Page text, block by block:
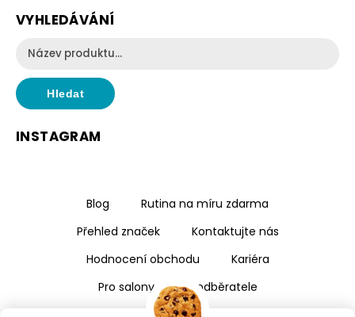
VYHLEDÁVÁNÍ
Hledat
INSTAGRAM
Blog
Rutina na míru zdarma
Přehled značek
Kontaktujte nás
Hodnocení obchodu
Kariéra
Pro salony a velkoodběratele